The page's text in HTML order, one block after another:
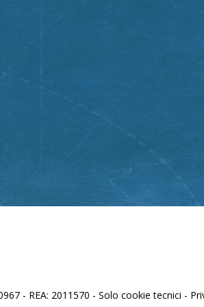
- REA: 2011570 - Solo cookie tecnici -